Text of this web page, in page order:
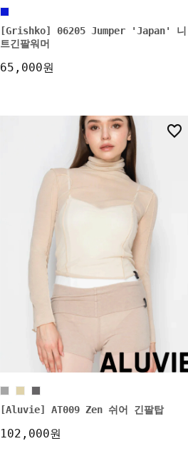
[Grishko] 06205 Jumper 'Japan' 니
트긴팔워머
65,000원
[Aluvie] AT009 Zen 쉬어 긴팔탑
102,000원